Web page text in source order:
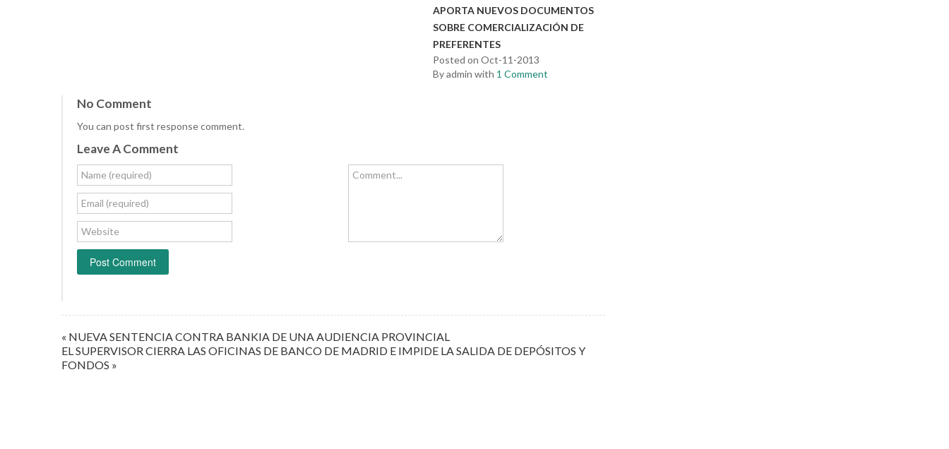
APORTA NUEVOS DOCUMENTOS
SOBRE COMERCIALIZACIÓN DE
PREFERENTES
Posted on Oct-11-2013
By admin with 1 Comment
No Comment
You can post first response comment.
Leave A Comment
Name (required)
Email (required)
Website
Comment...
« NUEVA SENTENCIA CONTRA BANKIA DE UNA AUDIENCIA PROVINCIAL
EL SUPERVISOR CIERRA LAS OFICINAS DE BANCO DE MADRID E IMPIDE LA SALIDA DE DEPÓSITOS Y
FONDOS »